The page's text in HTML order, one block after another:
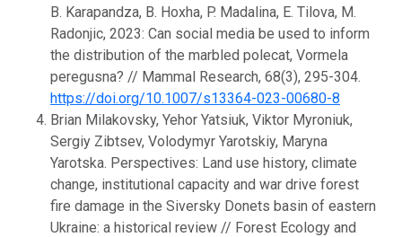
B. Karapandza, B. Hoxha, P. Madalina, E. Tilova, M.
Radonjic, 2023: Can social media be used to inform
the distribution of the marbled polecat, Vormela
peregusna? // Mammal Research, 68(3), 295-304.
https://doi.org/10.1007/s13364-023-00680-8
Brian Milakovsky, Yehor Yatsiuk, Viktor Myroniuk,
Sergiy Zibtsev, Volodymyr Yarotskiy, Maryna
Yarotska. Perspectives: Land use history, climate
change, institutional capacity and war drive forest
fire damage in the Siversky Donets basin of eastern
Ukraine: a historical review // Forest Ecology and